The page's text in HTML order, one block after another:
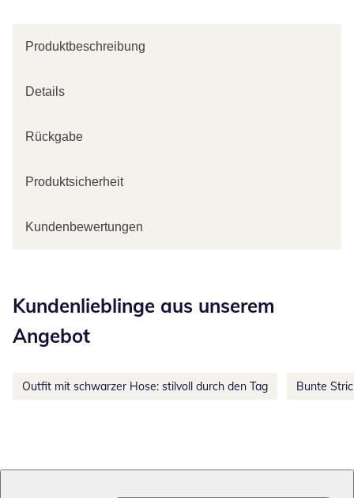
Produktbeschreibung
Details
Rückgabe
Produktsicherheit
Kundenbewertungen
Kundenlieblinge aus unserem
Angebot
Outfit mit schwarzer Hose: stilvoll durch den Tag Bunte